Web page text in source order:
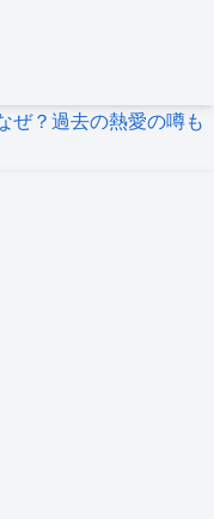
ぜ？過去の熱愛の噂も